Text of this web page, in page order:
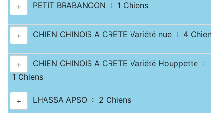
+ PETIT BRABANCON : 1 Chiens
+ CHIEN CHINOIS A CRETE Variété nue : 4 Chiens
+
CHIEN CHINOIS A CRETE Variété Houppette :
1 Chiens
+ LHASSA APSO : 2 Chiens